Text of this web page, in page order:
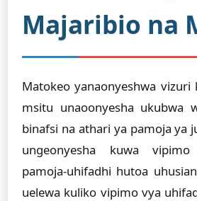
Majaribio na
Matokeo yanaonyeshwa
msitu unaoonyesha ukubwa
binafsi na athari ya pamoja ya
ungeonyesha kuwa
pamoja-uhifadhi hutoa
uelewa kuliko vipimo vya